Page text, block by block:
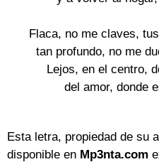
Flaca, no me claves,
tan profundo, no me
Lejos, en el centro,
del amor, donde
Esta letra, propiedad de su
disponible en Mp3nta.com